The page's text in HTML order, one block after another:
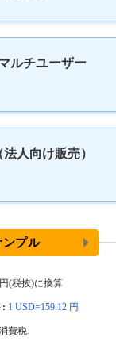
ルチユーザー
人向け販売）
ンプル
(税抜)に換算
: 1 USD=159.12 円
費税.